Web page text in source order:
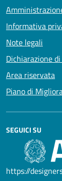
Informativa
Note legali
Dichiarazione
Area riservata
Piano di
SEGUICI SU
https://